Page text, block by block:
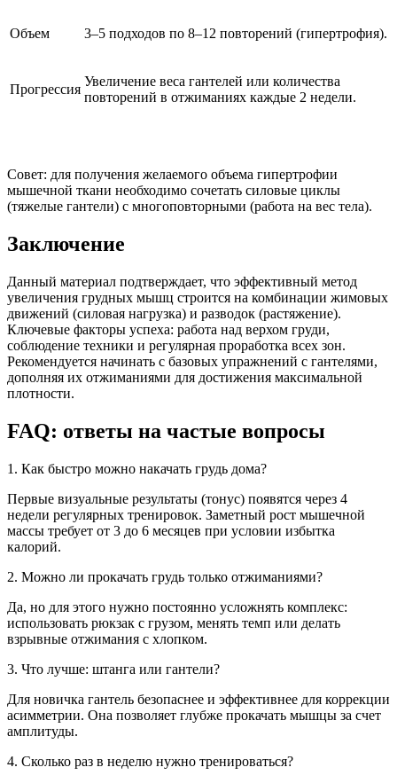
Объем 3–5 подходов по 8–12 повторений (гипертрофия).
Прогрессия
Увеличение веса гантелей или количества
повторений в отжиманиях каждые 2 недели.
Совет: для получения желаемого объема гипертрофии
мышечной ткани необходимо сочетать силовые циклы
(тяжелые гантели) с многоповторными (работа на вес тела).
Заключение
Данный материал подтверждает, что эффективный метод
увеличения грудных мышц строится на комбинации жимовых
движений (силовая нагрузка) и разводок (растяжение).
Ключевые факторы успеха: работа над верхом груди,
соблюдение техники и регулярная проработка всех зон.
Рекомендуется начинать с базовых упражнений с гантелями,
дополняя их отжиманиями для достижения максимальной
плотности.
FAQ: ответы на частые вопросы
1. Как быстро можно накачать грудь дома?
Первые визуальные результаты (тонус) появятся через 4
недели регулярных тренировок. Заметный рост мышечной
массы требует от 3 до 6 месяцев при условии избытка
калорий.
2. Можно ли прокачать грудь только отжиманиями?
Да, но для этого нужно постоянно усложнять комплекс:
использовать рюкзак с грузом, менять темп или делать
взрывные отжимания с хлопком.
3. Что лучше: штанга или гантели?
Для новичка гантель безопаснее и эффективнее для коррекции
асимметрии. Она позволяет глубже прокачать мышцы за счет
амплитуды.
4. Сколько раз в неделю нужно тренироваться?